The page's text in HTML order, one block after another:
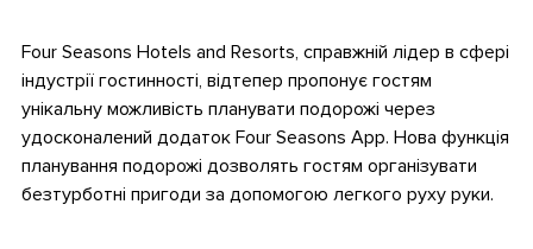
Four Seasons Hotels and Resorts, справжній лідер в сфері
індустрії гостинності, відтепер пропонує гостям
унікальну можливість планувати подорожі через
удосконалений додаток Four Seasons App. Нова функція
планування подорожі дозволять гостям організувати
безтурботні пригоди за допомогою легкого руху руки.